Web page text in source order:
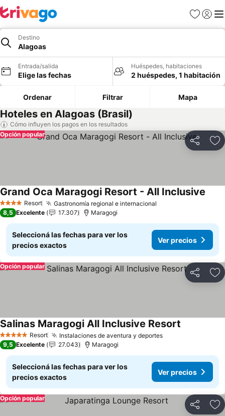
Favoritos
Iniciar
Destino
Alagoas
Entrada/salida
Elige las fechas
Huéspedes, habitaciones
2 huéspedes, 1 habitación
Ordenar Filtrar Mapa
Hoteles en Alagoas (Brasil)
Cómo influyen los pagos en los resultados
Compartir
Opción popular
4 EstrellasResort Gastronomía regional e internacional
Grand Oca Maragogi Resort - All Inclusive
8,5 Excelente 17.307 Maragogi
Seleccioná las fechas para ver los
precios exactos
Ver precios
Compartir
Opción popular
5 Estrellas Resort Instalaciones de aventura y deportesVer precios
Salinas Maragogi All Inclusive Resort
9,5 Excelente 27.043 Maragogi
Seleccioná las fechas para ver los
precios exactos
Ver precios
Compartir
Opción popular